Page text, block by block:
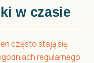
w czasie
często stają się
regularnego